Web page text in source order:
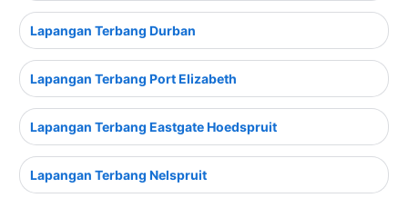
Lapangan Terbang Durban
Lapangan Terbang Port Elizabeth
Lapangan Terbang Eastgate Hoedspruit
Lapangan Terbang Nelspruit